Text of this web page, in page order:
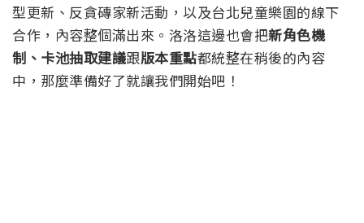
型更新、反貪磚家新活動，以及台北兒童樂園的線下
合作，內容整個滿出來。洛洛這邊也會把新角色機
制、卡池抽取建議跟版本重點都統整在稍後的內容
中 ，那麼準備好了就讓我們開始吧！